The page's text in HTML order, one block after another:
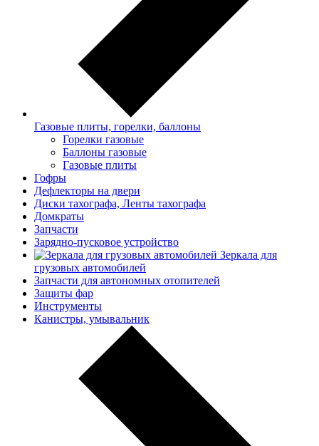
Газовые плиты, горелки, баллоны
Горелки газовые
Баллоны газовые
Газовые плиты
Гофры
Дефлекторы на двери
Диски тахографа, Ленты тахографа
Домкраты
Запчасти
Зарядно-пусковое устройство
Зеркала для
грузовых автомобилей
Запчасти для автономных отопителей
Защиты фар
Инструменты
Канистры, умывальник